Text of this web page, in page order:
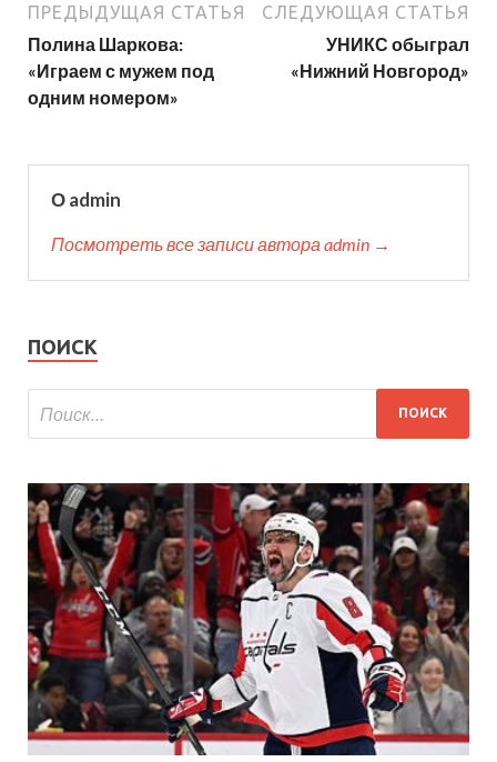
ПРЕДЫДУЩАЯ СТАТЬЯ
Полина Шаркова:
«Играем с мужем под
одним номером»
СЛЕДУЮЩАЯ СТАТЬЯ
УНИКС обыграл
«Нижний Новгород»
О admin
Посмотреть все записи автора admin →
ПОИСК